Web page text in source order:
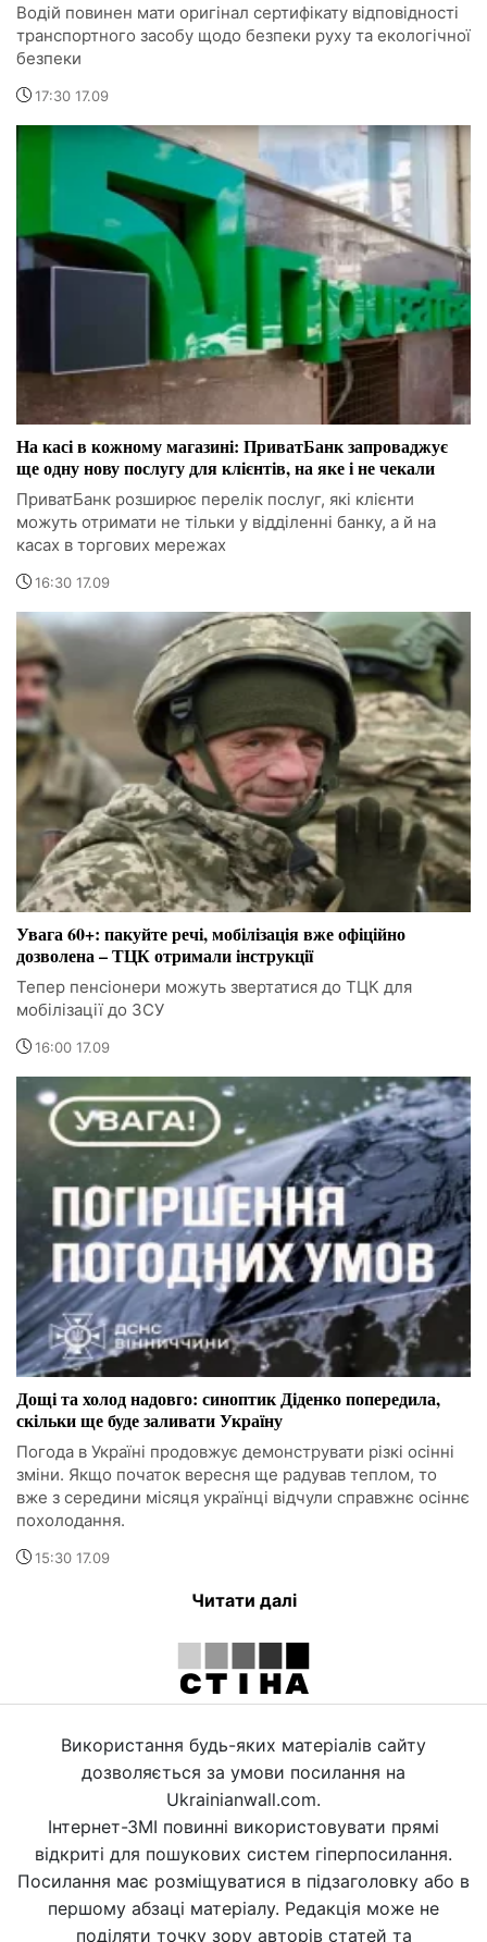
Водій повинен мати оригінал сертифікату відповідності
транспортного засобу щодо безпеки руху та екологічної
безпеки
17:30 17.09
На касі в кожному магазині: ПриватБанк запроваджує
ще одну нову послугу для клієнтів, на яке і не чекали
ПриватБанк розширює перелік послуг, які клієнти
можуть отримати не тільки у відділенні банку, а й на
касах в торгових мережах
16:30 17.09
Увага 60+: пакуйте речі, мобілізація вже офіційно
дозволена – ТЦК отримали інструкції
Тепер пенсіонери можуть звертатися до ТЦК для
мобілізації до ЗСУ
16:00 17.09
Дощі та холод надовго: синоптик Діденко попередила,
скільки ще буде заливати Україну
Погода в Україні продовжує демонструвати різкі осінні
зміни. Якщо початок вересня ще радував теплом, то
вже з середини місяця українці відчули справжнє осіннє
похолодання.
15:30 17.09
Читати далі
Використання будь-яких матеріалів сайту
дозволяється за умови посилання на
Ukrainianwall.com.
Інтернет-ЗМІ повинні використовувати прямі
відкриті для пошукових систем гіперпосилання.
Посилання має розміщуватися в підзаголовку або в
першому абзаці матеріалу. Редакція може не
поділяти точку зору авторів статей та